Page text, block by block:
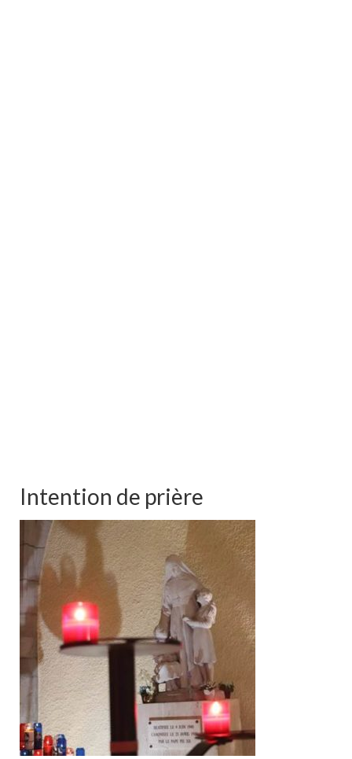
Intention de prière